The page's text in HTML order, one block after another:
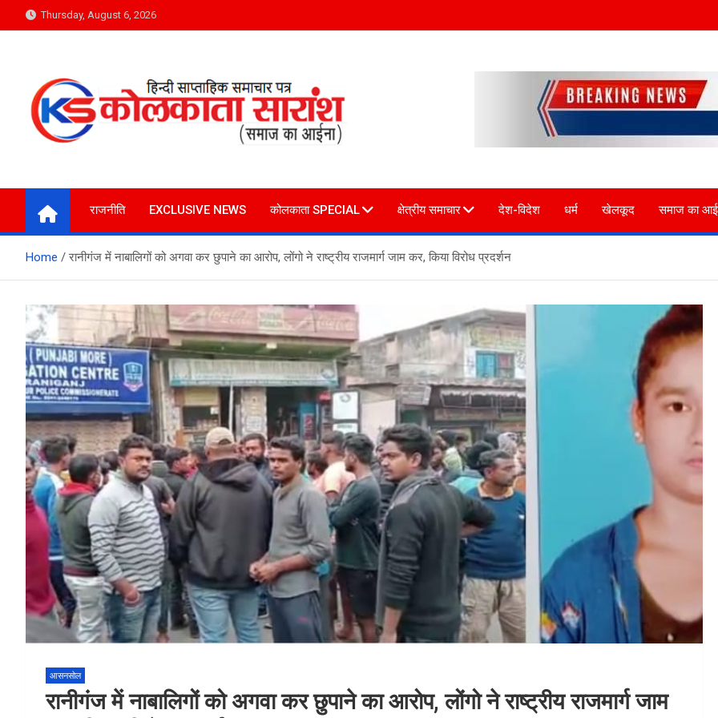
to
Thursday, August 6, 2026
Kolkata Saransh News
राजनीति EXCLUSIVE NEWS कोलकाता SPECIAL क्षेत्रीय समाचार देश-विदेश धर्म खेलकूद समाज का
Home रानीगंज में नाबालिगों को अगवा कर छुपाने का आरोप, लोंगो ने राष्ट्रीय राजमार्ग जाम कर, किया विरोध प्रदर्शन
आसनसोल
रानीगंज में नाबालिगों को अगवा कर छुपाने का आरोप, लोंगो ने राष्ट्रीय राजमार्ग जाम